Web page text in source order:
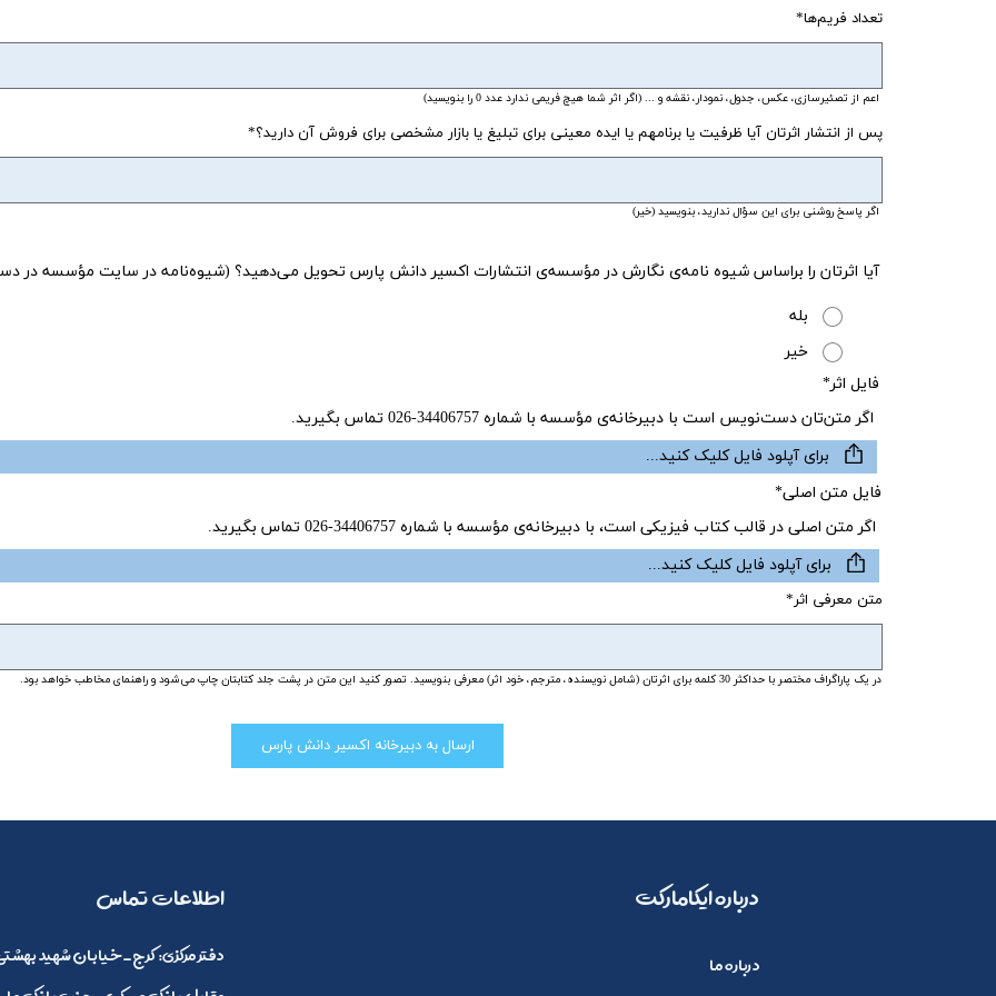
ارسال به دبیرخانه اکسیر دانش پارس
تعداد فریم‌ها
پس از انتشار اثرتان آیا ظرفیت یا برنامهم یا ایده معینی برای تبلیغ یا بازار مشخصی برای فروش آن دارید؟
بله
خیر
برای آپلود فایل کلیک کنید...
برای آپلود فایل کلیک کنید...
متن معرفی اثر
اعم از تصئیرسازی، عکس، جدول، نمودار، نقشه و ... (اگر اثر شما هیچ فریمی ندارد عدد 0 را بنویسید)
اگر پاسخ روشنی برای این سؤال ندارید، بنویسید (خیر)
آیا اثرتان را براساس شیوه نامه‌ی نگارش در مؤسسه‌ی انتشارات اکسیر دانش پارس تحویل می‌دهید؟ (شیوه‌نامه در سایت مؤسسه
اگر متن‌تان دست‌نویس است با دبیرخانه‌ی مؤسسه با شماره 34406757-026 تماس بگیرید.
فایل اثر*
اگر متن‌ اصلی در قالب کتاب فیزیکی است، با دبیرخانه‌ی مؤسسه با شماره 34406757-026 تماس بگیرید.
فایل متن اصلی*
در یک پاراگراف مختصر با حداکثر 30 کلمه برای اثرتان (شامل نویسنده، مترجم، خود اثر) معرفی بنویسید. تصور کنید این متن در پشت جلد کتابتان چاپ می‌شود و راهنمای مخاطب خواهد بود.
درباره ما
​​درباره ایکامارکت ​اطلاعات تماس
کرج_خیابان شهید :دفتر مرکزی